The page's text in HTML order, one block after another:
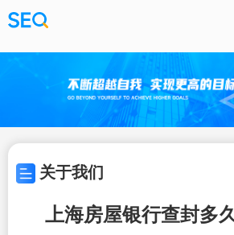
关于我们
上海房屋银行查封多